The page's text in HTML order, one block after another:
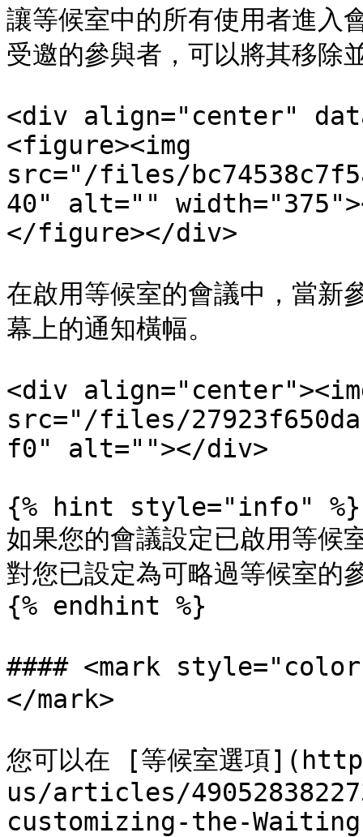
讓等候室中的所有使用者進入
受邀的參與者，可以將其移除
<div align="center"
<figure><img
src="/files/
40" alt=""
</figure></div>
在啟用等候室的會議中，當新
幕上的通知橫幅。
<div
src="/files/
f0" alt=""></div>
{% hint style="info" %}
如果您的會議設定已啟用等
對您已設定為可略過等候室的
{% endhint %}
#### <mark style="color:
</mark>
您可以在 [等候室選項
us/articles/
customizing-the-